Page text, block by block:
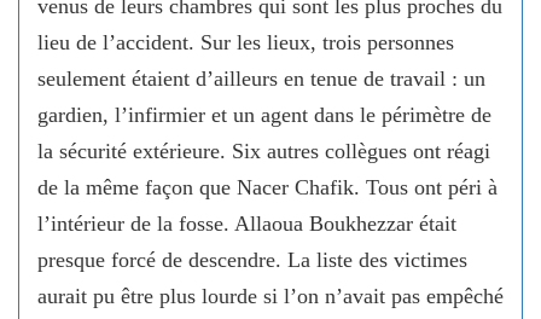
venus de leurs chambres qui sont les plus proches du
lieu de l’accident. Sur les lieux, trois personnes
seulement étaient d’ailleurs en tenue de travail : un
gardien, l’infirmier et un agent dans le périmètre de
la sécurité extérieure. Six autres collègues ont réagi
de la même façon que Nacer Chafik. Tous ont péri à
l’intérieur de la fosse. Allaoua Boukhezzar était
presque forcé de descendre. La liste des victimes
aurait pu être plus lourde si l’on n’avait pas empêché